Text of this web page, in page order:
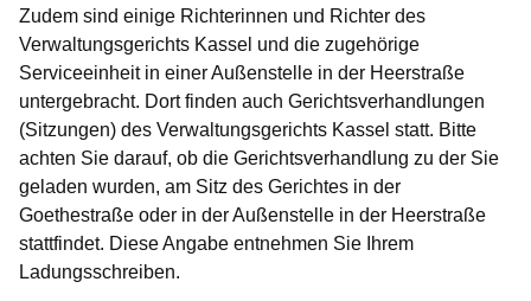
Zudem sind einige Richterinnen und Richter des
Verwaltungsgerichts Kassel und die zugehörige
Serviceeinheit in einer Außenstelle in der Heerstraße
untergebracht. Dort finden auch Gerichtsverhandlungen
(Sitzungen) des Verwaltungsgerichts Kassel statt. Bitte
achten Sie darauf, ob die Gerichtsverhandlung zu der Sie
geladen wurden, am Sitz des Gerichtes in der
Goethestraße oder in der Außenstelle in der Heerstraße
stattfindet. Diese Angabe entnehmen Sie Ihrem
Ladungsschreiben.